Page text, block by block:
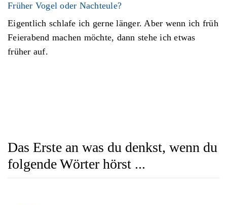
Früher Vogel oder Nachteule?
Eigentlich schlafe ich gerne länger. Aber wenn ich früh
Feierabend machen möchte, dann stehe ich etwas
früher auf.
Das Erste an was du denkst, wenn du
folgende Wörter hörst ...